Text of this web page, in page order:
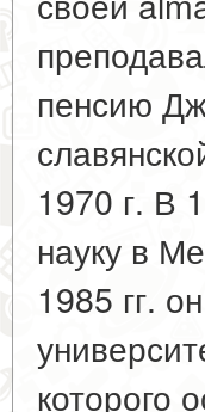
пенсию
1970 г. В
науку в
1985 гг.
которого